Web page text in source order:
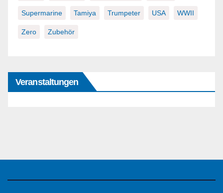
Supermarine Tamiya Trumpeter USA WWII
Zero Zubehör
Veranstaltungen